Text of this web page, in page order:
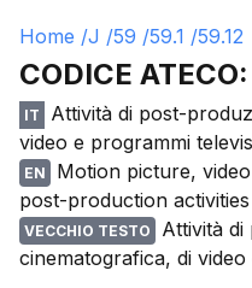
Home /J /59 /59.1 /59.12
CODICE ATECO:
IT
Attività di post-
video e programmi
EN
Motion picture,
post-production activities
VECCHIO TESTO
Attività
cinematografica, di